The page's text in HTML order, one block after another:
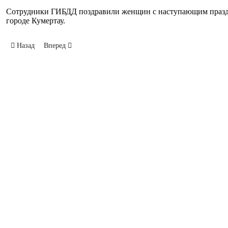
Сотрудники ГИБДД поздравили женщин с наступающим
городе Кумертау.
Предыдущий: От наркотиков умирать стали больше
Назад Следующий: Рейд по готовности многоквартирных домов к
Вперед